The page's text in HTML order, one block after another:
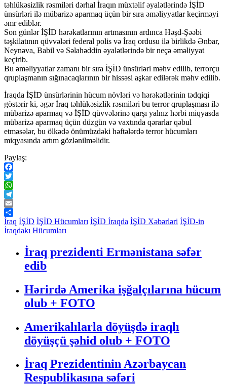
təhlükəsizlik rəsmiləri dərhal İraqın müxtəlif əyalətlərində İŞİD
ünsürləri ilə mübarizə aparmaq üçün bir sıra əməliyyatlar keçirməyi
əmr ediblər.
Son günlər İŞİD hərəkatlarının artmasının ardınca Həşd-Şəəbi
təşkilatının qüvvələri federal polis və İraq ordusu ilə birlikdə Ənbar,
Neynəva, Babil və Səlahəddin əyalətlərində bir neçə əməliyyat
keçirib.
Bu əməliyyatlar zamanı bir sıra İŞİD ünsürləri məhv edilib, terrorçu
qruplaşmanın sığınacaqlarının bir hissəsi aşkar edilərək məhv edilib.
İraqda İŞİD ünsürlərinin hücum növləri və hərəkətlərinin tədqiqi
göstərir ki, əgər İraq təhlükəsizlik rəsmiləri bu terror qruplaşması ilə
mübarizə aparmaq və İŞİD qüvvələrinə qarşı yalnız hərbi miqyasda
mübarizə aparmaq üçün düzgün və vaxtında qərarlar qəbul
etməsələr, bu ölkədə önümüzdəki həftələrdə terror hücumları
miqyasında artım gözlənilməlidir.
Paylaş:
Facebook
Twitter
WhatsApp
Telegram
Email
Share
İraq İŞİD İŞİD Hücumları İŞİD İraqda İŞİD Xəbərləri İŞİD-in
İraqdakı Hücumları
İraq prezidenti Ermənistana səfər
edib
Hərirdə Amerika işğalçılarına hücum
olub + FOTO
Amerikalılarla döyüşdə iraqlı
döyüşçü şəhid olub + FOTO
İraq Prezidentinin Azərbaycan
Respublikasına səfəri